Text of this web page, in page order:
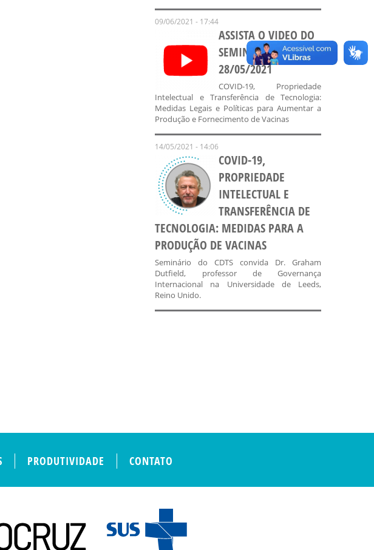
09/06/2021 - 17:44
ASSISTA O VIDEO DO
SEMINÁRIO DO DIA
28/05/2021
COVID-19, Propriedade
Intelectual e Transferência de Tecnologia:
Medidas Legais e Políticas para Aumentar a
Produção e Fornecimento de Vacinas
14/05/2021 - 14:06
COVID-19,
PROPRIEDADE
INTELECTUAL E
TRANSFERÊNCIA DE
TECNOLOGIA: MEDIDAS PARA A
PRODUÇÃO DE VACINAS
Seminário do CDTS convida Dr. Graham
Dutfield, professor de Governança
Internacional na Universidade de Leeds,
Reino Unido.
PRODUTIVIDADE CONTATO